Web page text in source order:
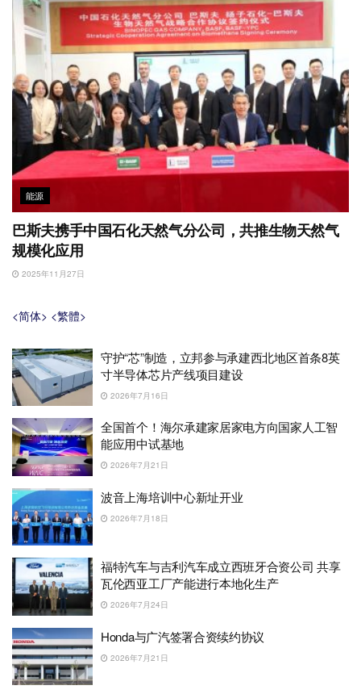
能源
巴斯夫携手中国石化天然气分公司，共推生物天然气
规模化应用
2025年11月27日
<简体> <繁體>
守护“芯”制造，立邦参与承建西北地区首条8英
寸半导体芯片产线项目建设
2026年7月16日
全国首个！海尔承建家居家电方向国家人工智
能应用中试基地
2026年7月21日
波音上海培训中心新址开业
2026年7月18日
福特汽车与吉利汽车成立西班牙合资公司 共享
瓦伦西亚工厂产能进行本地化生产
2026年7月24日
Honda与广汽签署合资续约协议
2026年7月21日